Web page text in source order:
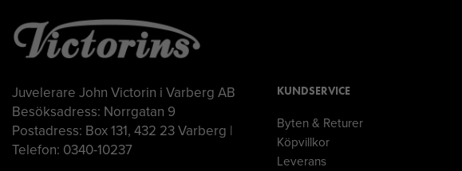
Juvelerare John Victorin i Varberg AB
Besöksadress: Norrgatan 9
Postadress: Box 131, 432 23 Varberg |
Telefon: 0340-10237
KUNDSERVICE
Byten & Returer
Köpvillkor
Leverans